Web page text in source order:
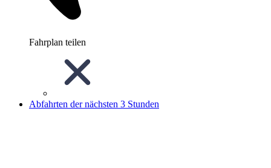
Fahrplan teilen
Abfahrten der nächsten 3 Stunden